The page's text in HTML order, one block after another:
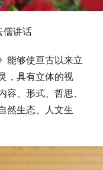
儒讲话
能够使亘古以来立
，具有立体的视
、形式、哲思、
然生态、人文生